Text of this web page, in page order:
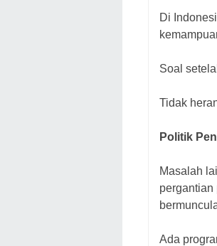
Di
Soal
Tidak
Politik
Masalah
pergantian
Ada